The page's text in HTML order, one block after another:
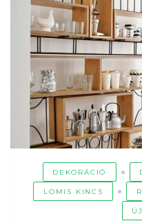
DEKORÁCIÓ
LOMIS KINCS